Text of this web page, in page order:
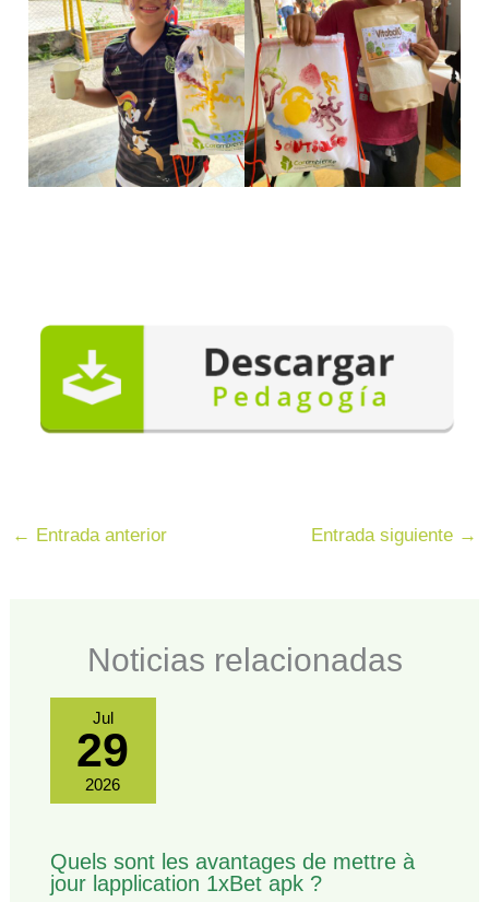
← Entrada anterior Entrada siguiente →
Noticias relacionadas
Jul
29
2026
Quels sont les avantages de mettre à
jour lapplication 1xBet apk ?